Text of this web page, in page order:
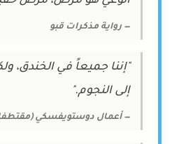
— رواية مذكرات قبو
"إننا جميعاً في الخندق،
إلى النجوم."
— أعمال دوستويفسكي